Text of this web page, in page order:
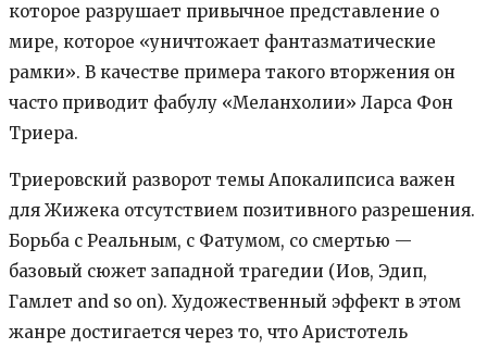
которое разрушает привычное представление о
мире, которое «уничтожает фантазматические
рамки». В качестве примера такого вторжения он
часто приводит фабулу «Меланхолии» Ларса Фон
Триера.
Триеровский разворот темы Апокалипсиса важен
для Жижека отсутствием позитивного разрешения.
Борьба с Реальным, с Фатумом, со смертью —
базовый сюжет западной трагедии (Иов, Эдип,
Гамлет and so on). Художественный эффект в этом
жанре достигается через то, что Аристотель